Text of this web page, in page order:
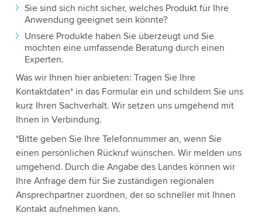
Sie sind sich nicht sicher, welches Produkt für Ihre
Anwendung geeignet sein könnte?
Unsere Produkte haben Sie überzeugt und Sie
möchten eine umfassende Beratung durch einen
Experten.
Was wir Ihnen hier anbieten: Tragen Sie Ihre
Kontaktdaten* in das Formular ein und schildern Sie uns
kurz Ihren Sachverhalt. Wir setzen uns umgehend mit
Ihnen in Verbindung.
*Bitte geben Sie Ihre Telefonnummer an, wenn Sie
einen persönlichen Rückruf wünschen. Wir melden uns
umgehend. Durch die Angabe des Landes können wir
Ihre Anfrage dem für Sie zuständigen regionalen
Ansprechpartner zuordnen, der so schneller mit Ihnen
Kontakt aufnehmen kann.